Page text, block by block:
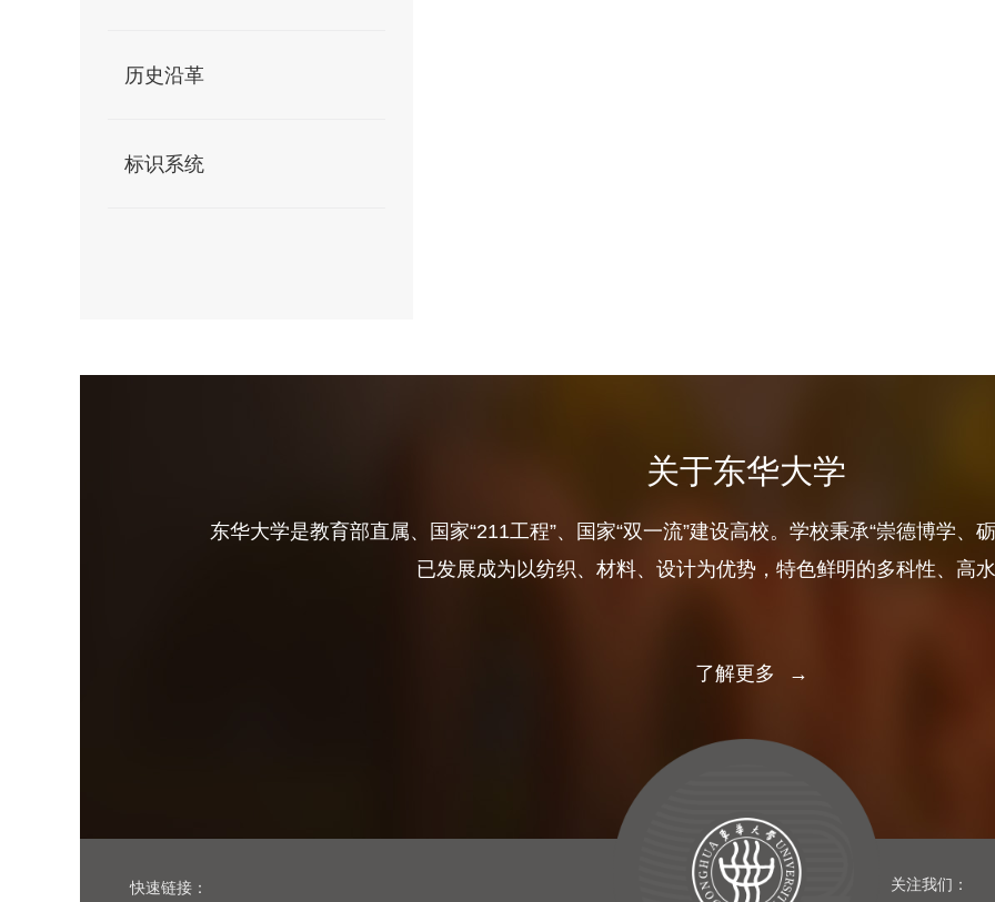
历史沿革
标识系统
关于东华大学
东华大学是教育部直属、国家“211工程”、国家“双一流”建设高校。学校秉承“崇德博学、
已发展成为以纺织、材料、设计为优势，特色鲜明的多科性、高
了解更多 →
快速链接： 关注我们：